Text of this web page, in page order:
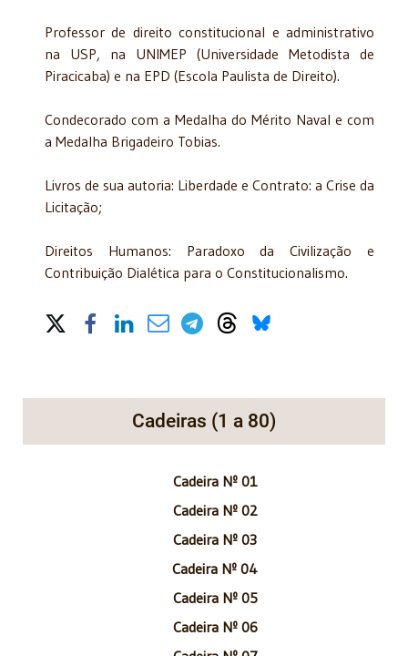
Professor de direito constitucional e administrativo
na USP, na UNIMEP (Universidade Metodista de
Piracicaba) e na EPD (Escola Paulista de Direito).
Condecorado com a Medalha do Mérito Naval e com
a Medalha Brigadeiro Tobias.
Livros de sua autoria: Liberdade e Contrato: a Crise da
Licitação;
Direitos Humanos: Paradoxo da Civilização e
Contribuição Dialética para o Constitucionalismo.
Share on Social Media
Cadeiras (1 a 80)
Cadeira Nº 01
Cadeira Nº 02
Cadeira Nº 03
Cadeira Nº 04
Cadeira Nº 05
Cadeira Nº 06